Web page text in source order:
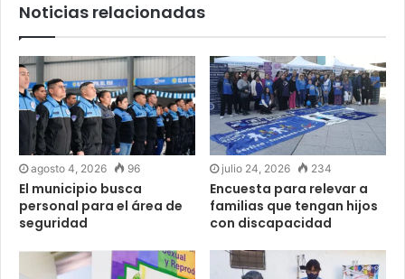
Noticias relacionadas
agosto 4, 2026 96
El municipio busca
personal para el área de
seguridad
julio 24, 2026 234
Encuesta para relevar a
familias que tengan hijos
con discapacidad